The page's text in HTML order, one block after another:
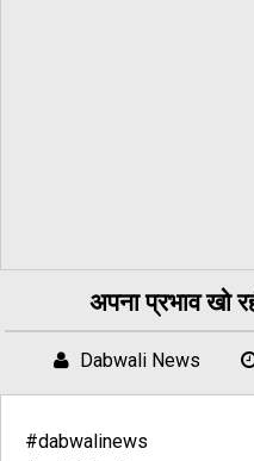
अपना प्रभाव खो
Dabwali News
#dabwalinews